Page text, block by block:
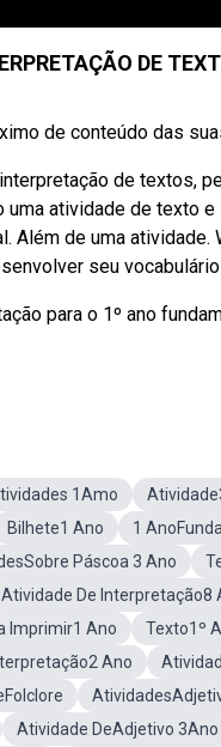
DE
de conteúdo das
de textos,
atividade de texto
Além de uma
seu
para o 1º ano
1Amo
Bilhete1 Ano 1
Páscoa 3 Ano
Atividade De Interpretação8
Imprimir1 Ano Texto1º
Ano
Atividade DeAdjetivo 3Ano